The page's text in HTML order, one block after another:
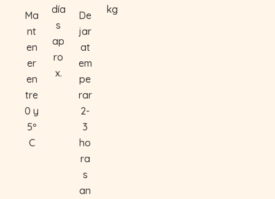
Ma
nt
en
er
en
tre
0 y
5º
C
día
s
ap
ro
x.
De
jar
at
em
pe
rar
2-
3
ho
ra
s
an
kg